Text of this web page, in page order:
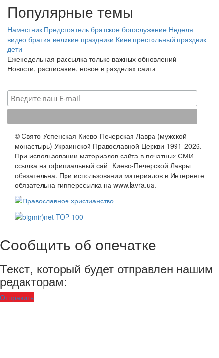
Популярные темы
Наместник Предстоятель братское богослужение Неделя
видео братия великие праздники Киев престольный праздник
дети
Еженедельная рассылка только важных обновлений
Новости, расписание, новое в разделах сайта
© Свято-Успенская Киево-Печерская Лавра (мужской
монастырь) Украинской Православной Церкви 1991-2026.
При использовании материалов сайта в печатных СМИ
ссылка на официальный сайт Киево-Печерской Лавры
обязательна. При использовании материалов в Интернете
обязательна гипперссылка на www.lavra.ua.
Сообщить об опечатке
Текст, который будет отправлен нашим
редакторам:
Отправить